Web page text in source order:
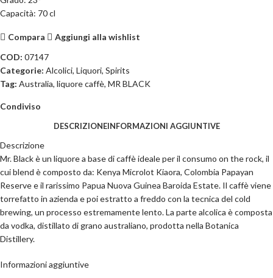
Capacità: 70 cl
Compara
Aggiungi alla wishlist
COD: 07147
Categorie: Alcolici, Liquori, Spirits
Tag: Australia, liquore caffè, MR BLACK
Condiviso
DESCRIZIONEINFORMAZIONI AGGIUNTIVE
Descrizione
Mr. Black è un liquore a base di caffè ideale per il consumo on the rock, il
cui blend è composto da: Kenya Microlot Kiaora, Colombia Papayan
Reserve e il rarissimo Papua Nuova Guinea Baroida Estate. Il caffè viene
torrefatto in azienda e poi estratto a freddo con la tecnica del cold
brewing, un processo estremamente lento. La parte alcolica è composta
da vodka, distillato di grano australiano, prodotta nella Botanica
Distillery.
Informazioni aggiuntive